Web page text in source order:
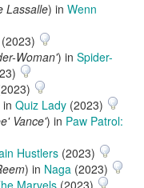
Lassalle) in Wenn
(2023)
Woman') in Spider-
in Quiz Lady (2023)
Vance') in Paw Patrol:
Hustlers (2023)
) in Naga (2023)